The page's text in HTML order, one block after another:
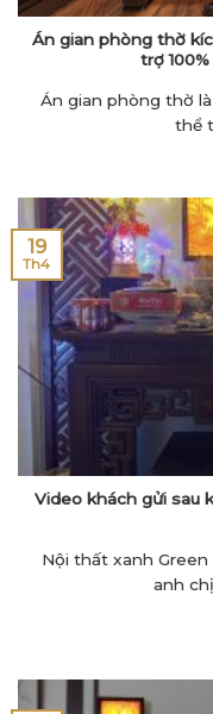
Án gian phòng thờ
trợ
Án gian phòng thờ
thể
Video khách gửi sau
Nội thất xanh
anh
19
Th4